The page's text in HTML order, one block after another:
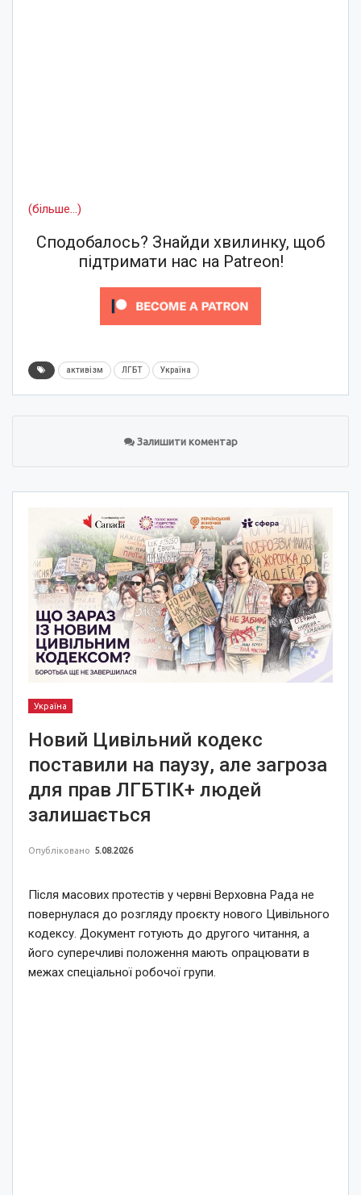
(більше…)
Сподобалось? Знайди хвилинку, щоб
підтримати нас на Patreon!
активізм ЛГБТ Україна
Залишити коментар
Україна
Новий Цивільний кодекс
поставили на паузу, але загроза
для прав ЛГБТІК+ людей
залишається
Опубліковано 5.08.2026
Після масових протестів у червні Верховна Рада не
повернулася до розгляду проєкту нового Цивільного
кодексу. Документ готують до другого читання, а
його суперечливі положення мають опрацювати в
межах спеціальної робочої групи.